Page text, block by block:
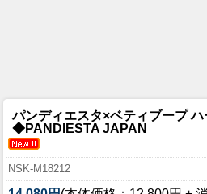
パンディエスタ×ベティブープ
◆PANDIESTA JAPAN
NSK-M18212